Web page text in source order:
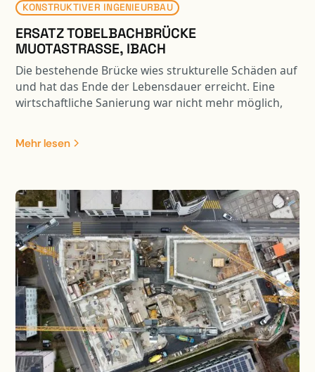
KONSTRUKTIVER INGENIEURBAU
ERSATZ TOBELBACHBRÜCKE
MUOTASTRASSE, IBACH
Die bestehende Brücke wies strukturelle Schäden auf
und hat das Ende der Lebensdauer erreicht. Eine
wirtschaftliche Sanierung war nicht mehr möglich,
Hochwasserschutz und die Ökologie erhebliche
erfolgte der Neubau mit einer vergrösserten
Spannweite.
Mehr lesen